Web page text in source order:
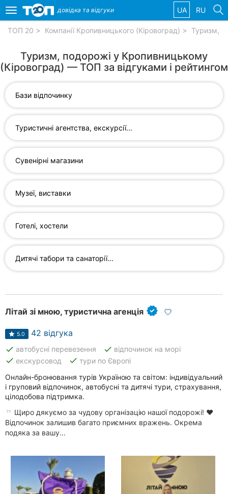
Обрані
компанії
Популярні
рубрики:
Приватні
Ветеринарні
Автошколи
Ресторани
Всі
міста:
Кропивницький
Вінниця
Житомир
Хмельницький
Рівне
Toggle
navigation
довідка та відгуки UA RU
ТОП 20 Компанії Кропивницького (Кіровоград) Туризм,
Туризм, подорожі у Кропивницькому
(Кіровоград) — ТОП за відгуками і рейтингом
Бази відпочинку
Туристичні агентства, екскурсії...
Сувенірні магазини
Музеї, виставки
Готелі, хостели
Дитячі табори та санаторії...
Літай зі мною, туристична агенція
5.0 42 відгука
done автобусні перевезення done відпочинок на морі
done екскурсовод done тури по Європі
Онлайн-бронювання турів Україною та світом: індивідуальний
і груповий відпочинок, автобусні та дитячі тури, страхування,
цілодобова підтримка.
Щиро дякуємо за чудову організацію нашої подорожі! ❤️
Відпочинок залишив багато приємних вражень. Окрема
подяка за вашу...